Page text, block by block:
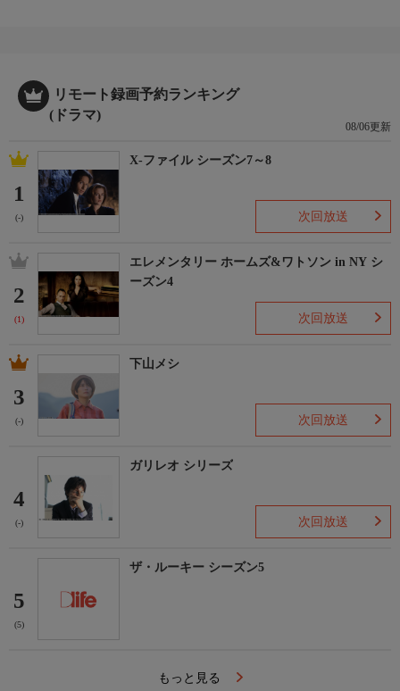
リモート録画予約ランキング
(ドラマ)
08/06更新
1
(-)
X-ファイル シーズン7～8
次回放送
2
(1)
エレメンタリー ホームズ&ワトソン in NY シ
ーズン4
次回放送
3
(-)
下山メシ
次回放送
4
(-)
ガリレオ シリーズ
次回放送
5
(5)
ザ・ルーキー シーズン5
もっと見る